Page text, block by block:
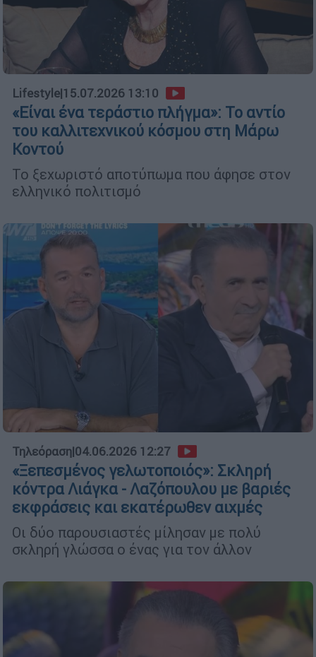
Lifestyle|15.07.2026 13:10
«Είναι ένα τεράστιο πλήγμα»: Το αντίο
του καλλιτεχνικού κόσμου στη Μάρω
Κοντού
Το ξεχωριστό αποτύπωμα που άφησε στον
ελληνικό πολιτισμό
Τηλεόραση|04.06.2026 12:27
«Ξεπεσμένος γελωτοποιός»: Σκληρή
κόντρα Λιάγκα - Λαζόπουλου με βαριές
εκφράσεις και εκατέρωθεν αιχμές
Οι δύο παρουσιαστές μίλησαν με πολύ
σκληρή γλώσσα ο ένας για τον άλλον